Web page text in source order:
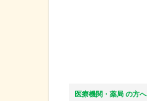
医療機関・薬局 の方へ